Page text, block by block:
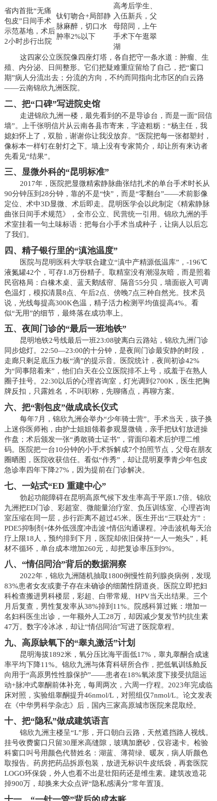
省内首批“无痛
包皮”日间手术
示范基地，术后
2小时步行出院
钛钉吻合+局部静
脉麻醉，切口水
肿率2%以下
高考后学生、
入伍新兵，父
母陪同，上午
手术下午逛翠
湖
这四家公立医院像四座灯塔，各自把守一条水道：肿瘤、生
殖、内分泌、日间整形。它们把疑难重症留给了自己，把“窗口
期”病人分流出去；分流的方向，不约而同指向北市区的白云路
——云南锦欣九洲医院。
二、把“口碑”写进院史馆
走进锦欣九洲一楼，最先看到的不是导诊台，而是一面“回信
墙”。上千张明信片从云南各县市寄来，字迹粗粝：“杨主任，我
媳妇怀上了，双胎，谢谢你让我没放弃。”医院把每一张都塑封，
像标本一样钉在射灯之下。墙上没有专家简介，却让所有来访者
先看见“结果”。
三、显微外科的“昆明标准”
2017年，医院把显微精索静脉曲张结扎术的单台手术时长从
90分钟压到28分钟，靠的不是“快”，而是“零翻台”——术前影像
定位、术中3D显微、术后即走。昆明医学会以此制定《精索静脉
曲张日间手术规范》，全市公立、民营统一引用。锦欣九洲的手
术室挂着一句土味标语：把每台小手术当成种子，让病人以后忘
了我们。
四、精子银行里的“滇池温度”
医院与昆明医科大学联合建立“滇中产精源低温库”，-196℃
液氮罐42个，可存1.8万份精子。取精室没有潮湿灰暗，而是照着
民宿格局：白橡木桌、蓝天鹅绒帘、隔音55分贝，墙面嵌入可调
色温灯，模拟清晨8点、午后2点、傍晚7点三种自然光。技术员
说，光线每提高300K色温，精子活力检测平均值提高4%。看
似“无用”的细节，最终落在成功率上。
五、夜间门诊的“最后一班地铁”
昆明地铁2号线最后一班23:08驶离白云路站，锦欣九洲门诊
同步熄灯。22:50—23:00的十分钟，是夜间门诊最安静的时段，
走廊只剩足底压力板“滴”的提示音。医院统计，夜间初诊42%
为“同事陪着来”，他们白天在公立医院排不上号，或羞于在熟人
圈子挂号。22:30以后的心理咨询室，灯光调到2700K，医生把胸
牌反扣，只露姓名，不叫职称，先聊痛点，再聊方案。
六、把“割包皮”做成成长仪式
每年7月，锦欣九洲会举办“少年骑士营”。手术当天，孩子换
上迷你医师袍，由护士姐姐领着参观显微镜，亲手把钛钉放进操
作盘；术后颁发一张“勇敢骑士证书”，背面印着术后护理二维
码。医院把一台10分钟的小手术拆解成7个拍照节点，父母在朋友
圈晒图，医院收获信任。看似“作秀”，却让昆明夏季青少年包皮
急诊率四年下降27%，因为提前在门诊解决。
七、一站式“ED 重建中心”
勃起功能障碍在昆明高原气候下发生率高于平原1.7倍。锦欣
九洲把ED门诊、彩超室、微能量治疗室、负压训练室、心理咨询
室压缩在同一层，步行距离不超过45米。医生开出“三联处方”：
PDE5抑制剂+体外低强度冲击波+情侣沟通课程。冲击波机每天治
疗上限18人，预约排到下月，医院却依旧保持“一人一炮头”，耗
材不循环，单台成本增加260元，却把复诊率压到9%。
八、“情侣同治”背后的数据洞察
2022年，锦欣九洲随机抽取1800例慢性前列腺炎病例，发现
83%患者女友或妻子存在未确诊的细菌性阴道炎。医院立即把妇
科检查搬进男科楼层，彩超、白带常规、HPV当天出结果。三个
月后复查，男性复发率从38%掉到11%。院感科算过账：增加一
名妇科医生出诊，一年额外人工28万，却因减少复发节约抗生素
47万。数字冷冰冰，却让“情侣同治”写进了医院章程。
九、高原缺氧下的“睾丸激活”计划
昆明海拔1892米，氧分压比海平面低17%，睾丸睾酮合成速
率平均下降11%。锦欣九洲与体育科研所合作，把低氧训练舱反
向用于“高原男性性腺保护”——患者在18%氧浓度下接受抗阻运
动+脉冲式睾酮前体补充，每周两次，六周一疗程。2023年完成临
床对照，实验组睾酮提升46nmol/L，对照组仅7nmol/L。论文发表
在《中华男科学杂志》后，国内三家高原城市医院来昆取经。
十、把“隐私”做成建筑语言
锦欣九洲主楼呈“L”形，开口朝白云路，天然遮挡路人视线。
挂号收费窗口只留30厘米高缝隙，玻璃加磨砂，仅容递卡。检验
科窗口叫号用颜色代替姓名：湖蓝、薄荷绿、暖灰，病人听颜色
取报告。药房把药品拆原包装，放进无标识牛皮纸袋，再套医院
LOGO环保袋，外人也看不出是壮阳药还是维生素。建筑改造花
掉900万，却换来大众点评“隐私感满分”常年置顶。